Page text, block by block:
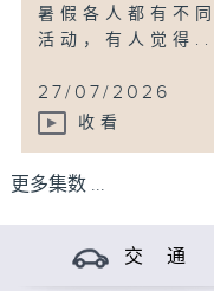
暑假各人都有不同
活动，有人觉得
27/07/2026
收看
更多集数 ...
交 通